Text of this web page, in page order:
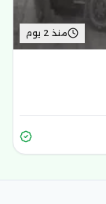
منذ 2 يوم